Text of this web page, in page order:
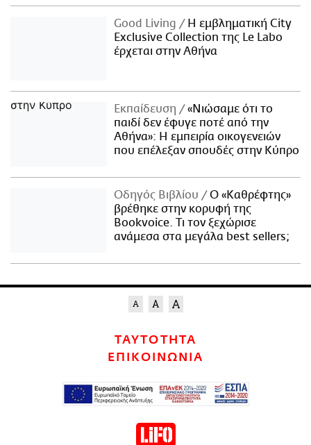
Good Living
Η εμβληματική City
Exclusive Collection της Le Labo
έρχεται στην Αθήνα
Εκπαίδευση
«Νιώσαμε ότι το
παιδί δεν έφυγε ποτέ από την
Αθήνα»: Η εμπειρία οικογενειών
που επέλεξαν σπουδές στην Κύπρο
Οδηγός Βιβλίου
Ο «Καθρέφτης»
βρέθηκε στην κορυφή της
Bookvoice. Τι τον ξεχώρισε
ανάμεσα στα μεγάλα best sellers;
ΤΑΥΤΟΤΗΤΑ
ΕΠΙΚΟΙΝΩΝΙΑ